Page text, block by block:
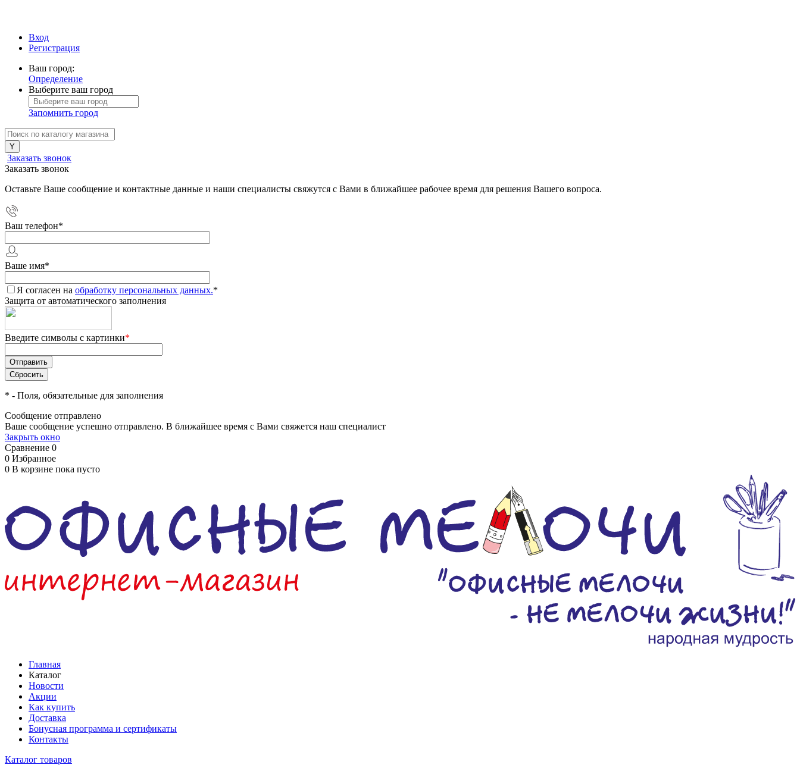
Вход
Регистрация
Ваш город:
Определение
Выберите ваш город
Запомнить город
Заказать звонок
Заказать звонок
Оставьте Ваше сообщение и контактные данные и наши специалисты свяжутся с Вами в ближайшее рабочее время для решения Вашего вопроса.
Ваш телефон*
Ваше имя*
Я согласен на обработку персональных данных.*
Защита от автоматического заполнения
Введите символы с картинки*
* - Поля, обязательные для заполнения
Сообщение отправлено
Ваше сообщение успешно отправлено. В ближайшее время с Вами свяжется наш специалист
Закрыть окно
Сравнение 0
0 Избранное
0 В корзине пока пусто
Главная
Каталог
Новости
Акции
Как купить
Доставка
Бонусная программа и сертификаты
Контакты
Каталог товаров